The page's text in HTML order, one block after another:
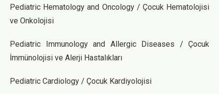
Pediatric Hematology and Oncology / Çocuk Hematolojisi
ve Onkolojisi
Pediatric Immunology and Allergic Diseases / Çocuk
İmmünolojisi ve Alerji Hastalıkları
Pediatric Cardiology / Çocuk Kardiyolojisi